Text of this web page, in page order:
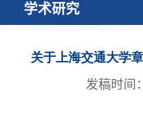
学术研究
关于上海交通大学
发稿时间